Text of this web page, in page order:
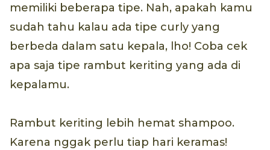
memiliki beberapa tipe. Nah, apakah kamu
sudah tahu kalau ada tipe curly yang
berbeda dalam satu kepala, lho! Coba cek
apa saja tipe rambut keriting yang ada di
kepalamu.
Rambut keriting lebih hemat shampoo.
Karena nggak perlu tiap hari keramas!